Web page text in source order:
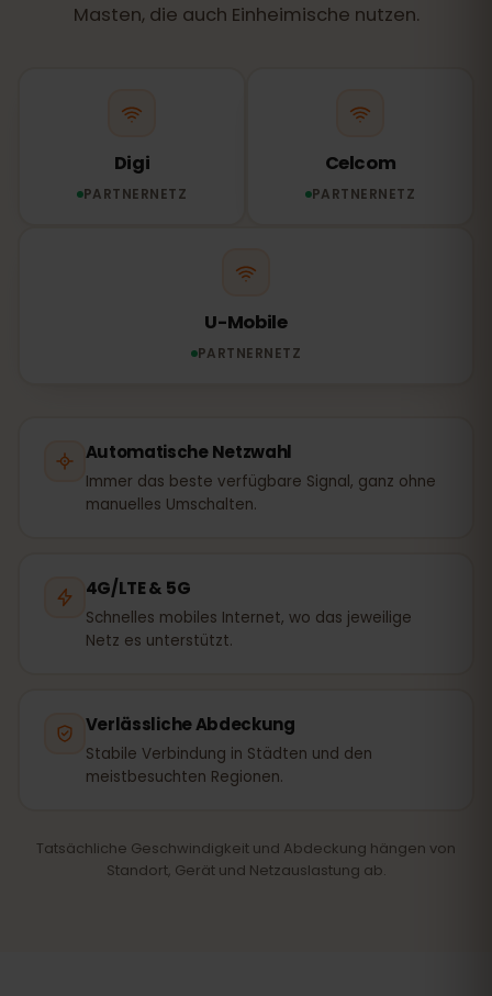
Masten, die auch Einheimische nutzen.
Digi
PARTNERNETZ
Celcom
PARTNERNETZ
U-Mobile
PARTNERNETZ
Automatische Netzwahl
Immer das beste verfügbare Signal, ganz ohne
manuelles Umschalten.
4G/LTE & 5G
Schnelles mobiles Internet, wo das jeweilige
Netz es unterstützt.
Verlässliche Abdeckung
Stabile Verbindung in Städten und den
meistbesuchten Regionen.
Tatsächliche Geschwindigkeit und Abdeckung hängen von
Standort, Gerät und Netzauslastung ab.